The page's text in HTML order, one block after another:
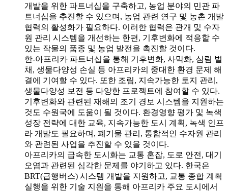
개발을 위한 파트너십을 구축하고, 농업 분야의 민관 파
트너십을 추진할 수 있으며, 농업 관련 연구 및 농촌 개발
협력의 활성화가 필요하다. 이러한 협력은 관개 및 수자
원 관리 시스템을 개선하는 한편, 기후변화에 적응할 수
있는 작물의 품종 및 농업 발전을 촉진할 것이다.
한-아프리카 파트너십을 통해 기후변화, 사막화, 삼림 벌
채, 생물다양성 손실 등 아프리카의 중대한 환경 문제 해
결에 기여할 수 있다. 또한 조림, 지속가능한 토지 관리,
생물다양성 보전 등 다양한 프로젝트에 참여할 수 있다.
기후변화와 관련된 재해의 조기 경보 시스템을 지원하는
것도 수원국에 도움이 될 것이다. 환경영향 평가 및 녹색
성장 전략에 대한 교육, 지속가능한 도시 계획, 녹색 인프
라 개발도 필요하며, 폐기물 관리, 통합적인 수자원 관리
와 관련된 사업을 추진할 수 있을 것이다.
아프리카의 급속한 도시화는 교통 혼잡, 도로 안전, 대기
오염과 관련된 심각한 문제를 야기하고 있다. 한국은
BRT(급행버스) 시스템 개발을 지원하고, 교통 종합 계획
실행을 위한 기술 지원을 통해 아프리카 주요 도시에서